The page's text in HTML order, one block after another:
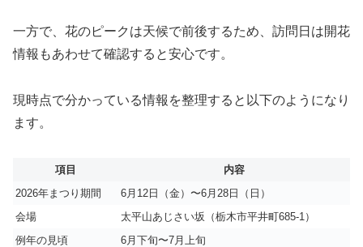
一方で、花のピークは天候で前後するため、訪問日は開花
情報もあわせて確認すると安心です。
現時点で分かっている情報を整理すると以下のようになり
ます。
項目
内容
2026年まつり期間
6月12日（金）〜6月28日（日）
会場
太平山あじさい坂（栃木市平井町685-1）
例年の見頃
6月下旬〜7月上旬